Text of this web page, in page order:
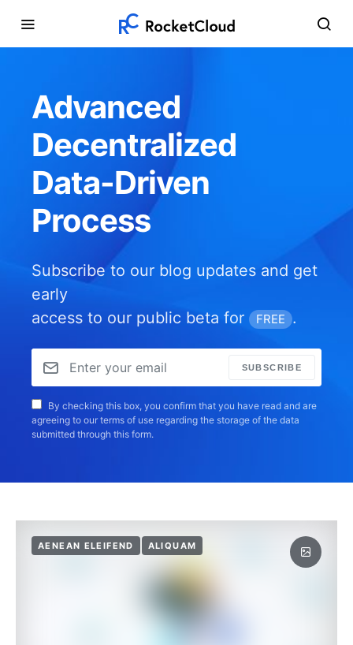
Advanced
Decentralized
Data-Driven
Process
Subscribe to our blog updates and get
early
access to our public beta for
FREE .
SUBSCRIBE
By checking this box, you confirm that you have read and are
agreeing to our terms of use regarding the storage of the data
submitted through this form.
AENEAN ELEIFEND ALIQUAM